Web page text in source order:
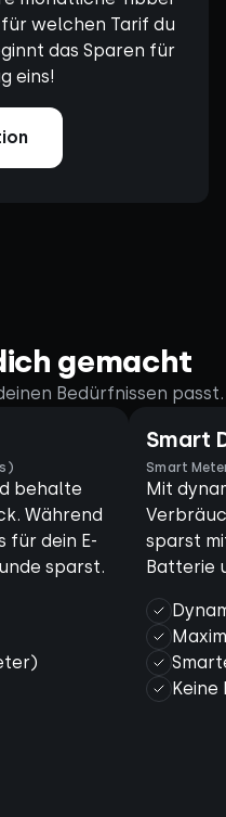
welchen Tarif du
das Sparen für
eins!
gemacht
Bedürfnissen passt.
behalte
Während
für dein E-
sparst.
Smart
Smart
Mit
sparst
Batterie
Keine